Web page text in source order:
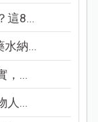
這8...
水納...
，...
人...